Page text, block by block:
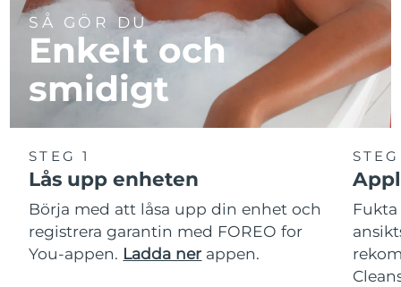
SÅ GÖR DU
Enkelt och
smidigt
STEG 1
Lås upp enheten
Börja med att låsa upp din enhet och
registrera garantin med FOREO for
You-appen. Ladda ner appen.